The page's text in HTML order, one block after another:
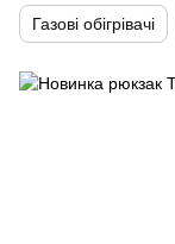
Газові обігрівачі